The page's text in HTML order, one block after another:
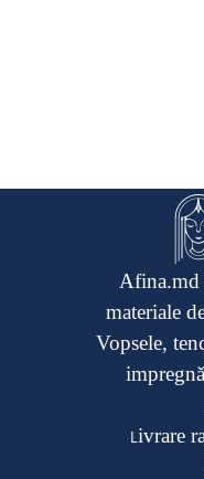
Afina.md
materiale
Vopsele,
Livrare